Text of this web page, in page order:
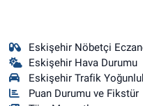
Eskişehir Nöbetçi
Eskişehir Hava Durumu
Eskişehir Trafik
Puan Durumu ve Fikstür